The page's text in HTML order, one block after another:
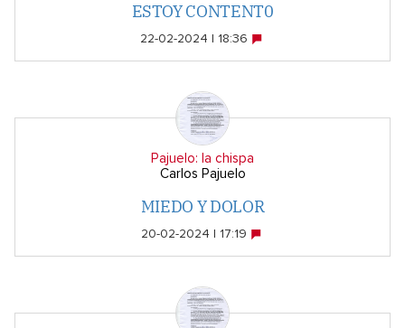
ESTOY CONTENT0
22-02-2024 | 18:36
Pajuelo: la chispa
Carlos Pajuelo
MIEDO Y DOLOR
20-02-2024 | 17:19